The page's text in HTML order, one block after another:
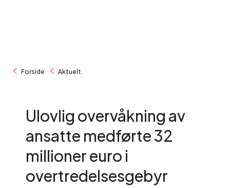
Forside Aktuelt
Ulovlig overvåkning av
ansatte medførte 32
millioner euro i
overtredelsesgebyr